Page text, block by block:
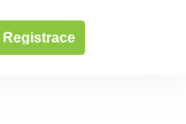
Registrace